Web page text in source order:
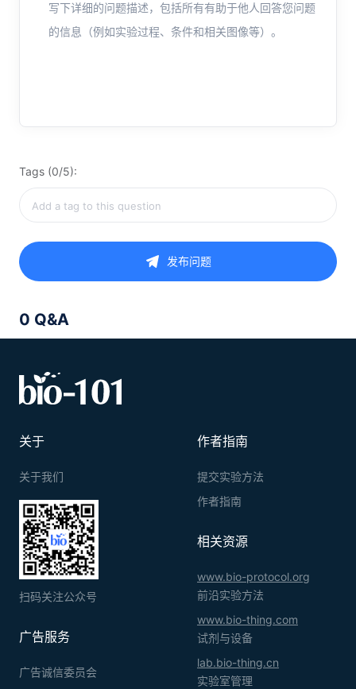
写下详细的问题描述，包括所有有助于他人回答您问题
的信息（例如实验过程、条件和相关图像等）。
Tags (0/5):
发布问题
0 Q&A
关于
关于我们
扫码关注公众号
广告服务
广告诚信委员会
作者指南
提交实验方法
作者指南
相关资源
www.bio-protocol.org
前沿实验方法
www.bio-thing.com
试剂与设备
lab.bio-thing.cn
实验室管理